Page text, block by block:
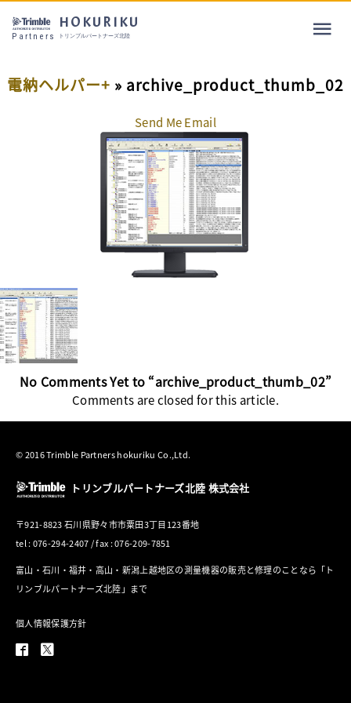
Partners
HOKURIKU
トリンブルパートナーズ北陸
電納ヘルパー+ » archive_product_thumb_02
Send Me Email
No Comments Yet to “archive_product_thumb_02”
Comments are closed for this article.
© 2016 Trimble Partners hokuriku Co.,Ltd.
トリンブルパートナーズ北陸 株式会社
〒921-8823 石川県野々市市粟田3丁目123番地
tel : 076-294-2407 / fax : 076-209-7851
富山・石川・福井・高山・新潟上越地区の測量機器の販売と修理のことなら「ト
リンブルパートナーズ北陸」まで
個人情報保護方針